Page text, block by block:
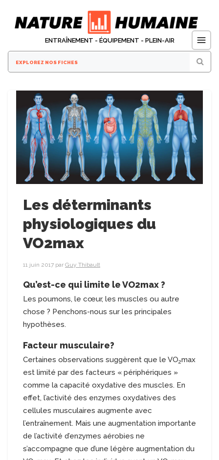
contenu
ENTRAÎNEMENT - ÉQUIPEMENT - PLEIN-AIR
Les déterminants
physiologiques du
VO2max
11 juin 2017 par Guy Thibault
Qu’est-ce qui limite le VO2max ?
Les poumons, le cœur, les muscles ou autre
chose ? Penchons-nous sur les principales
hypothèses.
Facteur musculaire?
Certaines observations suggèrent que le VO2max
est limité par des facteurs « périphériques »
comme la capacité oxydative des muscles. En
effet, l’activité des enzymes oxydatives des
cellules musculaires augmente avec
l’entraînement. Mais une augmentation importante
de l’activité d’enzymes aérobies ne
s’accompagne que d’une légère augmentation du